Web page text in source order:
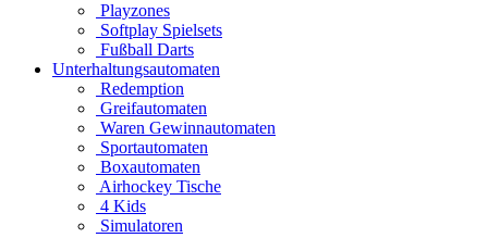
Playzones
Softplay Spielsets
Fußball Darts
Unterhaltungsautomaten
Redemption
Greifautomaten
Waren Gewinnautomaten
Sportautomaten
Boxautomaten
Airhockey Tische
4 Kids
Simulatoren